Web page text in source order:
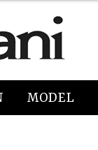
MODEL